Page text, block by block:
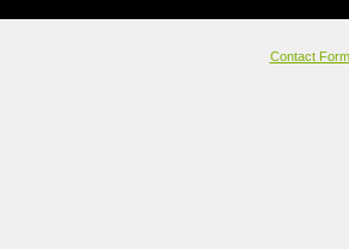
Contact Form